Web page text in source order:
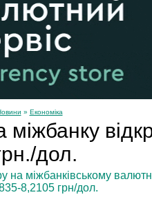
» Економіка
міжбанку
дол.
на міжбанківському
8,2105 грн/дол.